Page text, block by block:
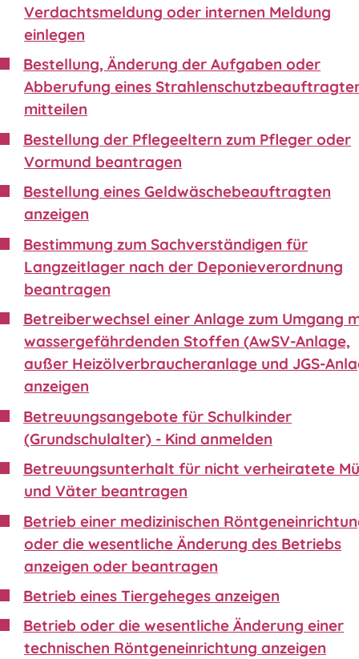
Verdachtsmeldung oder internen Meldung
einlegen
Bestellung, Änderung der Aufgaben oder
Abberufung eines
mitteilen
Bestellung der Pflegeeltern zum Pfleger oder
Vormund beantragen
Bestellung eines Geldwäschebeauftragten
anzeigen
Bestimmung zum Sachverständigen für
Langzeitlager nach der Deponieverordnung
beantragen
Betreiberwechsel einer Anlage zum Umgang
wassergefährdenden Stoffen (AwSV-Anlage,
außer Heizölverbraucheranlage und JGS-
anzeigen
Betreuungsangebote für Schulkinder
(Grundschulalter) - Kind anmelden
Betreuungsunterhalt für nicht verheiratete
und Väter beantragen
Betrieb einer medizinischen
oder die wesentliche Änderung des Betriebs
anzeigen oder beantragen
Betrieb eines Tiergeheges anzeigen
Betrieb oder die wesentliche Änderung einer
technischen Röntgeneinrichtung anzeigen